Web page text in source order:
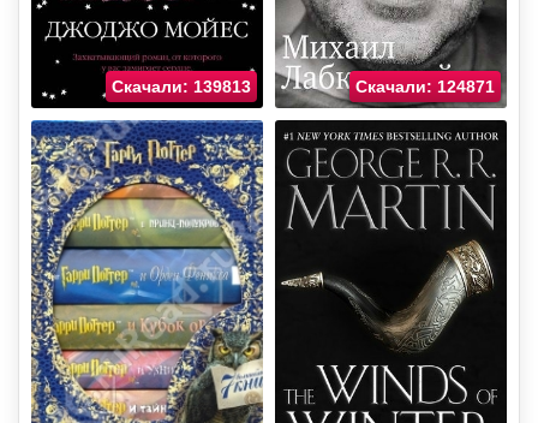
Скачали: 139813 Скачали: 124871